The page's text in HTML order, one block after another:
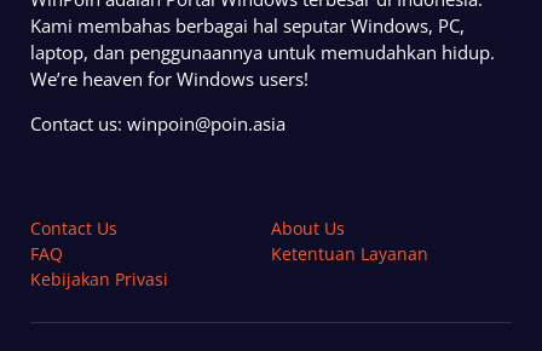
Kami membahas berbagai hal seputar Windows, PC,
laptop, dan penggunaannya untuk memudahkan hidup.
We’re heaven for Windows users!
Contact us: winpoin@poin.asia
Contact Us
About Us
FAQ
Ketentuan Layanan
Kebijakan Privasi